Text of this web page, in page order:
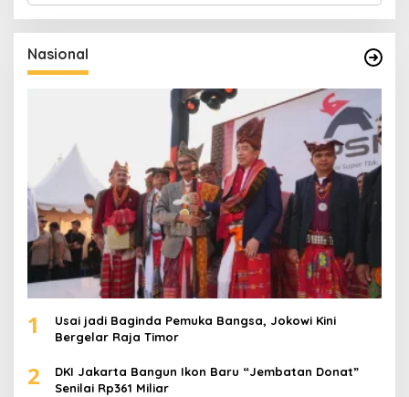
i
u
n
t
Nasional
1
Usai jadi Baginda Pemuka Bangsa, Jokowi Kini
Bergelar Raja Timor
2
DKI Jakarta Bangun Ikon Baru “Jembatan Donat”
Senilai Rp361 Miliar